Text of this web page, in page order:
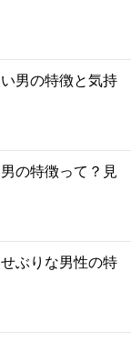
男の特徴と気持
の特徴って？見
ぶりな男性の特